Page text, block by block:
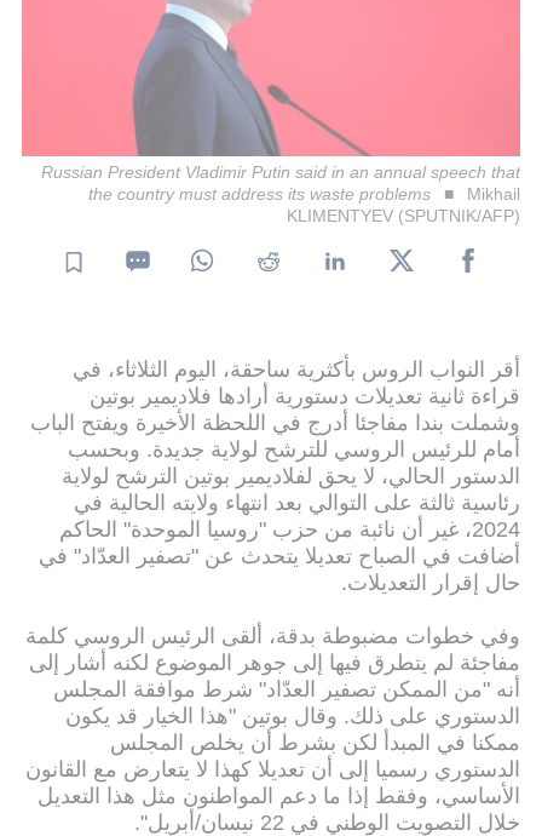
Russian President Vladimir Putin said in an annual speech that
the country must address its waste problems
Mikhail
KLIMENTYEV (SPUTNIK/AFP)
أقر النواب الروس بأكثرية ساحقة، اليوم الثلاثاء، في
قراءة ثانية تعديلات دستورية أرادها فلاديمير بوتين
وشملت بندا مفاجئا أدرج في اللحظة الأخيرة ويفتح الباب
أمام للرئيس الروسي للترشح لولاية جديدة. وبحسب
الدستور الحالي، لا يحق لفلاديمير بوتين الترشح لولاية
رئاسية ثالثة على التوالي بعد انتهاء ولايته الحالية في
2024، غير أن نائبة من حزب "روسيا الموحدة" الحاكم
أضافت في الصباح تعديلا يتحدث عن "تصفير العدّاد" في
حال إقرار التعديلات.
وفي خطوات مضبوطة بدقة، ألقى الرئيس الروسي كلمة
مفاجئة لم يتطرق فيها إلى جوهر الموضوع لكنه أشار إلى
أنه "من الممكن تصفير العدّاد" شرط موافقة المجلس
الدستوري على ذلك. وقال بوتين "هذا الخيار قد يكون
ممكنا في المبدأ لكن بشرط أن يخلص المجلس
الدستوري رسميا إلى أن تعديلا كهذا لا يتعارض مع القانون
الأساسي، وفقط إذا ما دعم المواطنون مثل هذا التعديل
خلال التصويت الوطني في 22 نيسان/أبريل".